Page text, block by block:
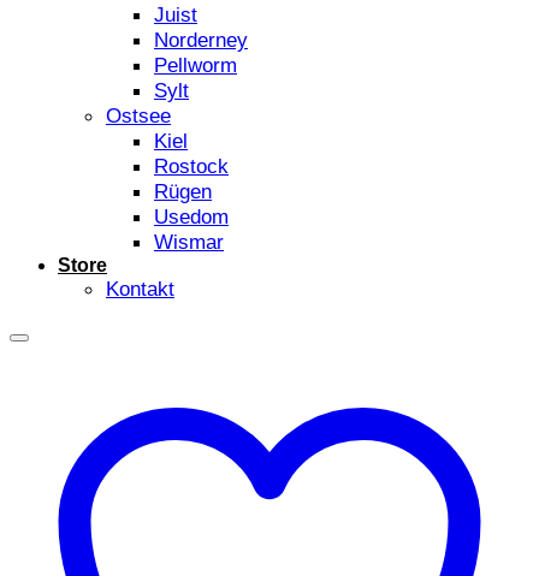
Juist
Norderney
Pellworm
Sylt
Ostsee
Kiel
Rostock
Rügen
Usedom
Wismar
Store
Kontakt